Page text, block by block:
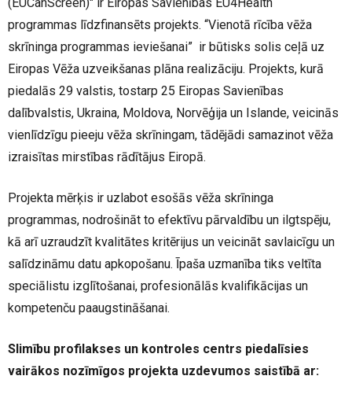
(EUCanScreen)" ir Eiropas Savienības EU4Health
programmas līdzfinansēts projekts. “Vienotā rīcība vēža
skrīninga programmas ieviešanai” ir būtisks solis ceļā uz
Eiropas Vēža uzveikšanas plāna realizāciju. Projekts, kurā
piedalās 29 valstis, tostarp 25 Eiropas Savienības
dalībvalstis, Ukraina, Moldova, Norvēģija un Islande, veicinās
vienlīdzīgu pieeju vēža skrīningam, tādējādi samazinot vēža
izraisītas mirstības rādītājus Eiropā.
Projekta mērķis ir uzlabot esošās vēža skrīninga
programmas, nodrošināt to efektīvu pārvaldību un ilgtspēju,
kā arī uzraudzīt kvalitātes kritērijus un veicināt savlaicīgu un
salīdzināmu datu apkopošanu. Īpaša uzmanība tiks veltīta
speciālistu izglītošanai, profesionālās kvalifikācijas un
kompetenču paaugstināšanai.
Slimību profilakses un kontroles centrs piedalīsies
vairākos nozīmīgos projekta uzdevumos saistībā ar: